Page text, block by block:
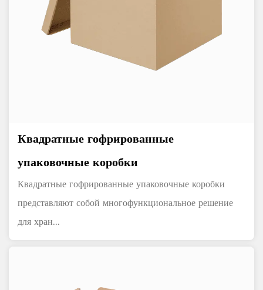
Квадратные гофрированные
упаковочные коробки
Квадратные гофрированные упаковочные коробки
представляют собой многофункциональное решение
для хран...